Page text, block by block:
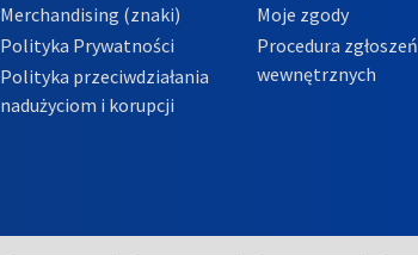
Merchandising (znaki)
Polityka Prywatności
Polityka przeciwdziałania
nadużyciom i korupcji
Moje zgody
Procedura zgłoszeń
wewnętrznych